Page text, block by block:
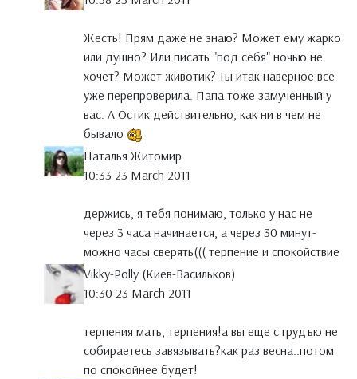
Жесть! Прям даже не знаю? Может ему жарко
или душно? Или писать "под себя" ночью не
хочет? Может животик? Ты итак наверное все
уже перепроверила. Папа тоже замученный у
вас. А Остик действительно, как ни в чем не
бывало
Наталья Житомир
10:33 23 March 2011
держись, я тебя понимаю, только у нас не
через 3 часа начинается, а через 30 минут-
можно часы сверять((( терпение и спокойствие
Vikky-Polly (Киев-Васильков)
10:30 23 March 2011
терпения мать, терпения!а вы еще с грудъю не
собираетесь завязывать?как раз весна..потом
по спокойнее будет!